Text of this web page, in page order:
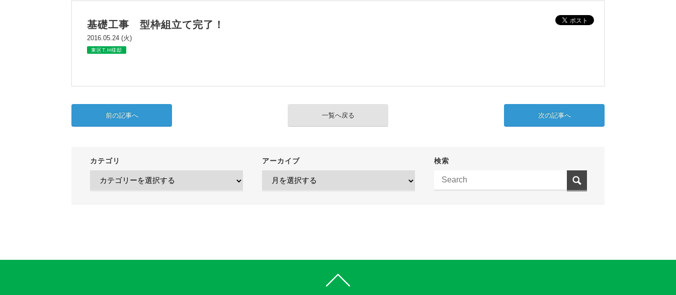
基礎工事 型枠組立て完了！
2016.05.24 (火)
東区T.H様邸
前の記事へ 次の記事へ
一覧へ戻る
カテゴリ アーカイブ 検索